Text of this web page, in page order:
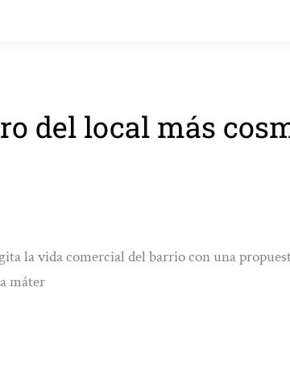
del local más
la vida comercial del barrio con una
máter